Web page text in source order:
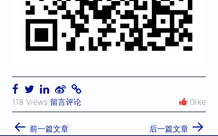
118 Views 留言评论 0like
← 前一篇文章 后一篇文章 →